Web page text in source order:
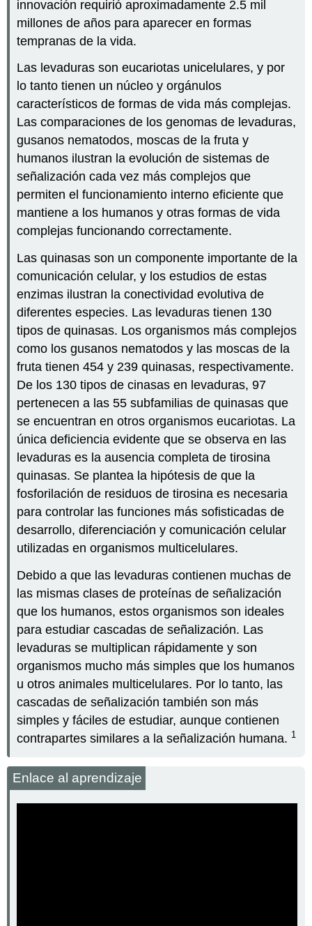
innovación requirió aproximadamente 2.5 mil
millones de años para aparecer en formas
tempranas de la vida.
Las levaduras son eucariotas unicelulares, y por
lo tanto tienen un núcleo y orgánulos
característicos de formas de vida más complejas.
Las comparaciones de los genomas de levaduras,
gusanos nematodos, moscas de la fruta y
humanos ilustran la evolución de sistemas de
señalización cada vez más complejos que
permiten el funcionamiento interno eficiente que
mantiene a los humanos y otras formas de vida
complejas funcionando correctamente.
Las quinasas son un componente importante de la
comunicación celular, y los estudios de estas
enzimas ilustran la conectividad evolutiva de
diferentes especies. Las levaduras tienen 130
tipos de quinasas. Los organismos más complejos
como los gusanos nematodos y las moscas de la
fruta tienen 454 y 239 quinasas, respectivamente.
De los 130 tipos de cinasas en levaduras, 97
pertenecen a las 55 subfamilias de quinasas que
se encuentran en otros organismos eucariotas. La
única deficiencia evidente que se observa en las
levaduras es la ausencia completa de tirosina
quinasas. Se plantea la hipótesis de que la
fosforilación de residuos de tirosina es necesaria
para controlar las funciones más sofisticadas de
desarrollo, diferenciación y comunicación celular
utilizadas en organismos multicelulares.
Debido a que las levaduras contienen muchas de
las mismas clases de proteínas de señalización
que los humanos, estos organismos son ideales
para estudiar cascadas de señalización. Las
levaduras se multiplican rápidamente y son
organismos mucho más simples que los humanos
u otros animales multicelulares. Por lo tanto, las
cascadas de señalización también son más
simples y fáciles de estudiar, aunque contienen
contrapartes similares a la señalización humana. 1
Enlace al aprendizaje